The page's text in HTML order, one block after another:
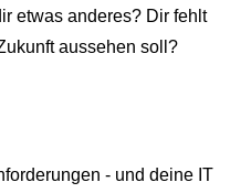
etwas anderes? Dir fehlt
aussehen soll?
- und deine IT